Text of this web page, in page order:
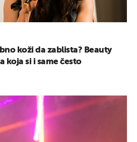
koži da zablista? Beauty
koja si i same često